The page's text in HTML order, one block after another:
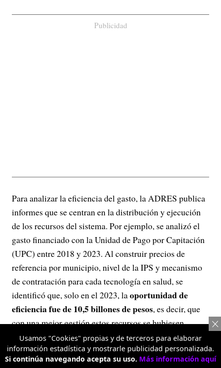
Publicidad
Para analizar la eficiencia del gasto, la ADRES publica
informes que se centran en la distribución y ejecución
de los recursos del sistema. Por ejemplo, se analizó el
gasto financiado con la Unidad de Pago por Capitación
(UPC) entre 2018 y 2023. Al construir precios de
referencia por municipio, nivel de la IPS y mecanismo
de contratación para cada tecnología en salud, se
identificó que, solo en el 2023, laoportunidad de
eficiencia fue de 10,5 billones de pesos, es decir, que
con una mejor gestión estos recursos se hubiesen
podido destinar para garantizar más y mejores servicios
de salud para la gente.
Usamos "Cookies" propias y de terceros para elaborar
información estadística y mostrarle publicidad personalizada.
Si continúa navegando acepta su uso. Más información aquí